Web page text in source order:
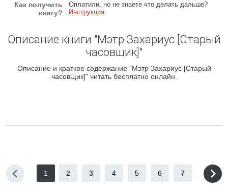
Как получить
книгу?
Оплатили, но не знаете что делать дальше?
Инструкция.
Описание книги "Мэтр Захариус [Старый
часовщик]"
Описание и краткое содержание "Мэтр Захариус [Старый
часовщик]" читать бесплатно онлайн.
1 2 3 4 5 6 7